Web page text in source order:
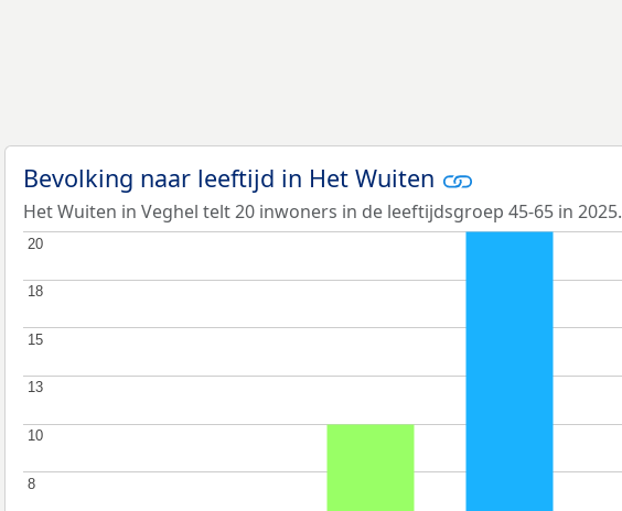
Bevolking naar leeftijd in Het Wuiten
Het Wuiten in Veghel telt 20 inwoners in de leeftijdsgroep 45-65 in 2025.
8
8
10
10
13
13
15
15
18
18
20
20